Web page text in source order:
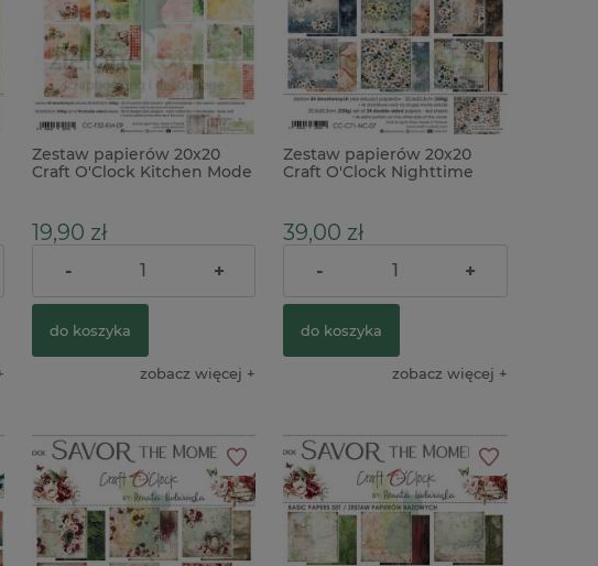
Zestaw papierów 20x20
Craft O'Clock Kitchen Mode
19,90 zł
Cena regularna: 37,00 zł
- +
do koszyka
zobacz więcej
Zestaw papierów 20x20
Craft O'Clock Nighttime
39,00 zł
- +
do koszyka
zobacz więcej